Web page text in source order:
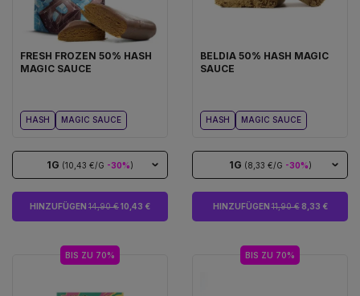
FRESH FROZEN 50% HASH
MAGIC SAUCE
HASH MAGIC SAUCE
1G (10,43 €/G -30%)
HINZUFÜGEN 14,90 €10,43 €
BELDIA 50% HASH MAGIC
SAUCE
HASH MAGIC SAUCE
1G (8,33 €/G -30%)
HINZUFÜGEN11,90 €8,33 €
BIS ZU 70% BIS ZU 70%